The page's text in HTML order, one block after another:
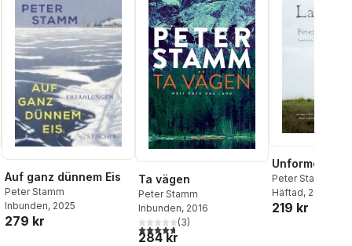
Auf ganz dünnem Eis
Peter Stamm
Inbunden, 2025
279 kr
Ta vägen
Peter Stamm
Inbunden, 2016
4,7utav 5 stjärnor. Totalt antal röster:
(3)
284 kr
Unformed
Peter Stamm
Häftad, 2006
219 kr